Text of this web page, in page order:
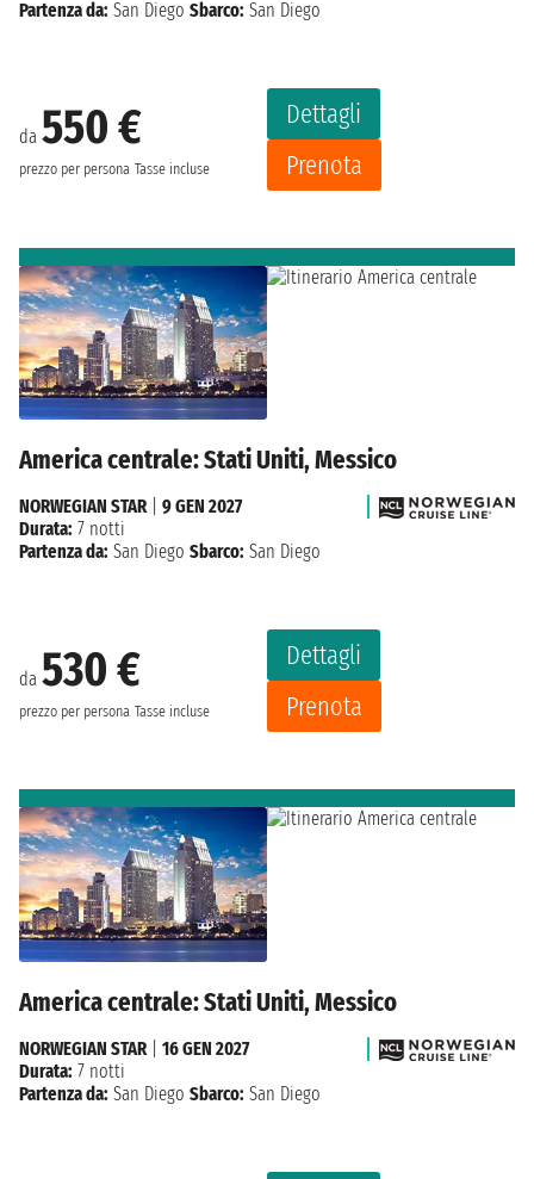
da 550 €
prezzo per persona Tasse incluse
Dettagli
Prenota
Partenza da: San Diego Sbarco: San Diego
America centrale: Stati Uniti, Messico
da 530 €
prezzo per persona Tasse incluse
Dettagli
Prenota
NORWEGIAN STAR| 9 GEN 2027
Durata: 7 notti
Partenza da: San Diego Sbarco: San Diego
America centrale: Stati Uniti, Messico
NORWEGIAN STAR| 16 GEN 2027
Durata: 7 notti
Partenza da: San Diego Sbarco: San Diego